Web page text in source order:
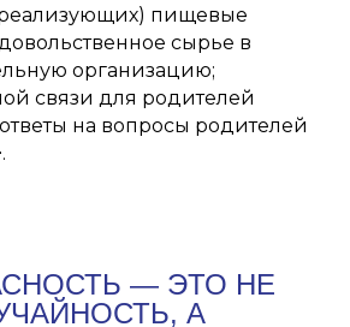
пищевые
сырье в
организацию;
связи для родителей
на вопросы родителей
— ЭТО НЕ
А